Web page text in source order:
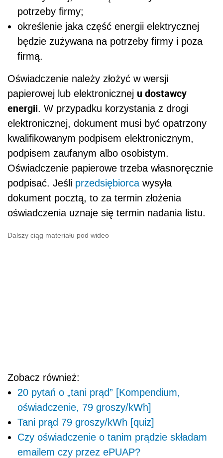
potrzeby firmy;
określenie jaka część energii elektrycznej
będzie zużywana na potrzeby firmy i poza
firmą.
Oświadczenie należy złożyć w wersji
papierowej lub elektronicznej u dostawcy
energii. W przypadku korzystania z drogi
elektronicznej, dokument musi być opatrzony
kwalifikowanym podpisem elektronicznym,
podpisem zaufanym albo osobistym.
Oświadczenie papierowe trzeba własnoręcznie
podpisać. Jeśli przedsiębiorcawysyła
dokument pocztą, to za termin złożenia
oświadczenia uznaje się termin nadania listu.
Dalszy ciąg materiału pod wideo
Zobacz również:
20 pytań o „tani prąd” [Kompendium,
oświadczenie, 79 groszy/kWh]
Tani prąd 79 groszy/kWh [quiz]
Czy oświadczenie o tanim prądzie składam
emailem czy przez ePUAP?